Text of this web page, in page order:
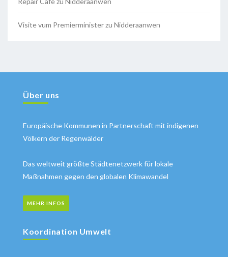
Visite vum Premierminister zu Nidderaanwen
Über uns
Europäische Kommunen in Partnerschaft mit indigenen
Völkern der Regenwälder
Das weltweit größte Städtenetzwerk für lokale
Maßnahmen gegen den globalen Klimawandel
MEHR INFOS
Koordination Umwelt